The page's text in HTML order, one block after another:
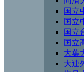
国立
国立
国立
国立
大葉
大連